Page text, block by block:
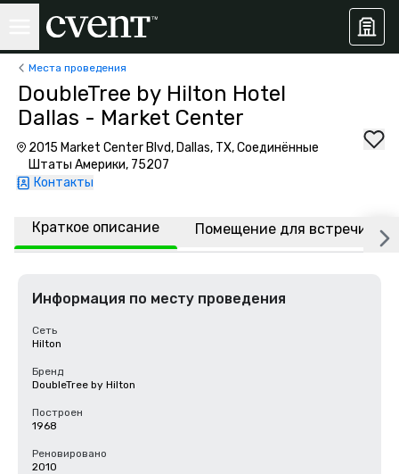
Места проведения
DoubleTree by Hilton Hotel
Dallas - Market Center
2015 Market Center Blvd, Dallas, TX, Соединённые
Штаты Америки, 75207
Контакты
Краткое описание Помещение для встречи
Информация по месту проведения
Сеть
Hilton
Бренд
DoubleTree by Hilton
Построен
1968
Реновировано
2010